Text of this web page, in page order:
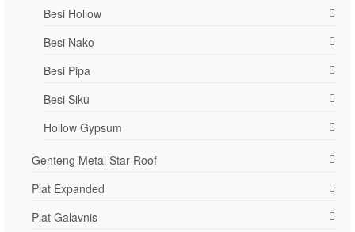
Besi Hollow
Besi Nako
Besi Pipa
Besi Siku
Hollow Gypsum
Genteng Metal Star Roof
Plat Expanded
Plat Galavnis